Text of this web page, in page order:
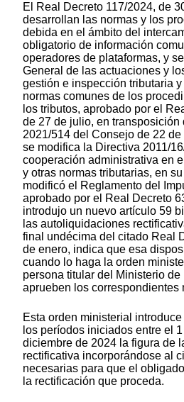
El Real Decreto 117/2024, de
desarrollan las normas y los
debida en el ámbito del
obligatorio de información
operadores de plataformas, y
General de las actuaciones y
gestión e inspección tributaria
normas comunes de los
los tributos, aprobado por el
de 27 de julio, en transposición
2021/514 del Consejo de 22
se modifica la Directiva 2011/
cooperación administrativa en
y otras normas tributarias, en
modificó el Reglamento del
aprobado por el Real Decreto
introdujo un nuevo artículo 59
las autoliquidaciones
final undécima del citado Real
de enero, indica que esa
cuando lo haga la orden
persona titular del Ministerio
aprueben los correspondientes
Esta orden ministerial
los períodos iniciados entre el
diciembre de 2024 la figura de
rectificativa incorporándose al
necesarias para que el
la rectificación que proceda.